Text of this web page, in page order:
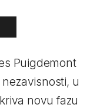
Puigdemont
u
novu fazu